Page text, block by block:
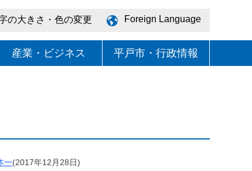
の大きさ・色の変更 Foreign Language
産業・ビジネス 平戸市・行政情報
一(2017年12月28日)